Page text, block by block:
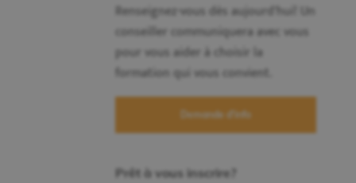
Renseignez-vous dès aujourd'hui! Un
conseiller communiquera avec vous
pour vous aider à choisir la
formation qui vous convient.
Demande d'info
Prêt à vous inscrire?